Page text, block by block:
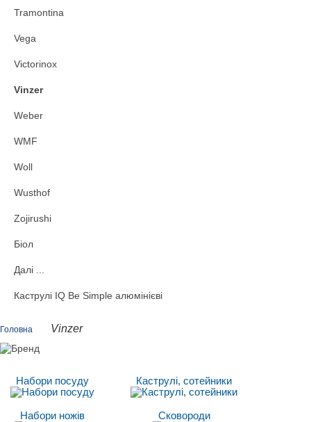
Tramontina
Vega
Victorinox
Vinzer
Weber
WMF
Woll
Wusthof
Zojirushi
Біол
Далі ...
Каструлі IQ Be Simple алюмінієві
Головна Vinzer
Набори посуду Каструлі, сотейники
Набори ножів Сковороди